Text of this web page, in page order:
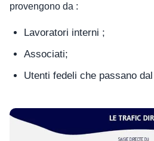
provengono da :
Lavoratori interni ;
Associati;
Utenti fedeli che passano